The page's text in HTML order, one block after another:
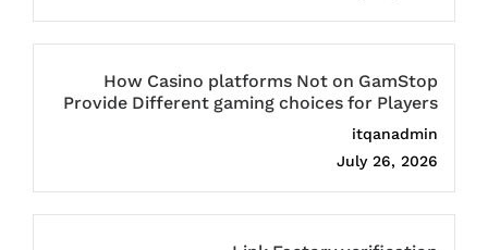
How Casino platforms Not on GamStop
Provide Different gaming choices for Players
itqanadmin
July 26, 2026